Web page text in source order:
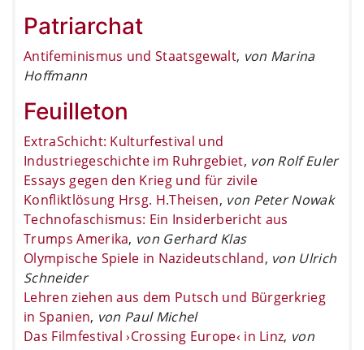
Patriarchat
Antifeminismus und Staatsgewalt, von Marina
Hoffmann
Feuilleton
ExtraSchicht: Kulturfestival und
Industriegeschichte im Ruhrgebiet, von Rolf Euler
Essays gegen den Krieg und für zivile
Konfliktlösung Hrsg. H.Theisen, von Peter Nowak
Technofaschismus: Ein Insiderbericht aus
Trumps Amerika, von Gerhard Klas
Olympische Spiele in Nazideutschland, von Ulrich
Schneider
Lehren ziehen aus dem Putsch und Bürgerkrieg
in Spanien, von Paul Michel
Das Filmfestival ›Crossing Europe‹ in Linz, von